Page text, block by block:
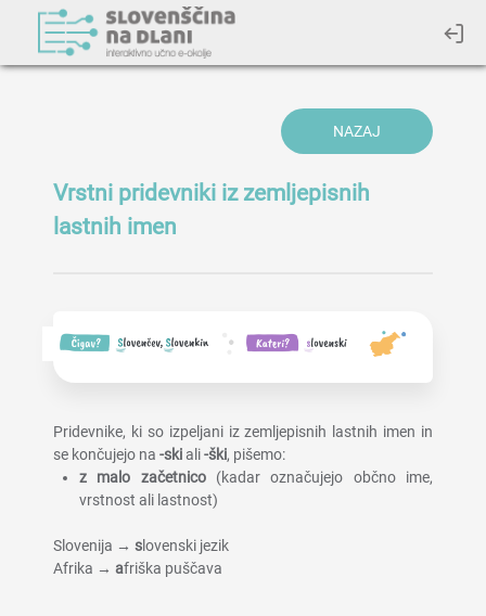
NAZAJ
Vrstni pridevniki iz zemljepisnih
lastnih imen
Pridevnike, ki so izpeljani iz zemljepisnih lastnih imen in
se končujejo na -skiali-ški, pišemo:
z malo začetnico(kadar označujejo občno ime,
vrstnost ali lastnost)
Slovenija → slovenski jezik
Afrika → afriška puščava